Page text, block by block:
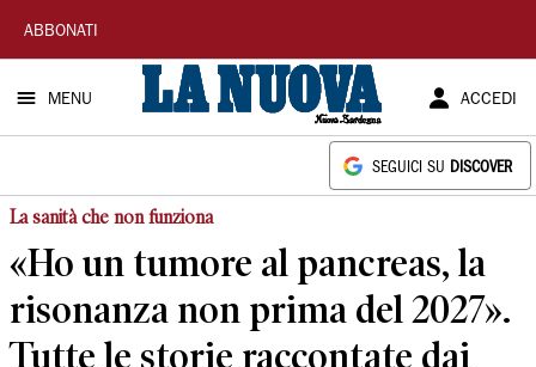
La
Nuova
Sardegna
ABBONATI
MENU ACCEDI
SEGUICI SU DISCOVER
La sanità che non funziona
«Ho un tumore al pancreas, la
risonanza non prima del 2027».
Tutte le storie raccontate dai